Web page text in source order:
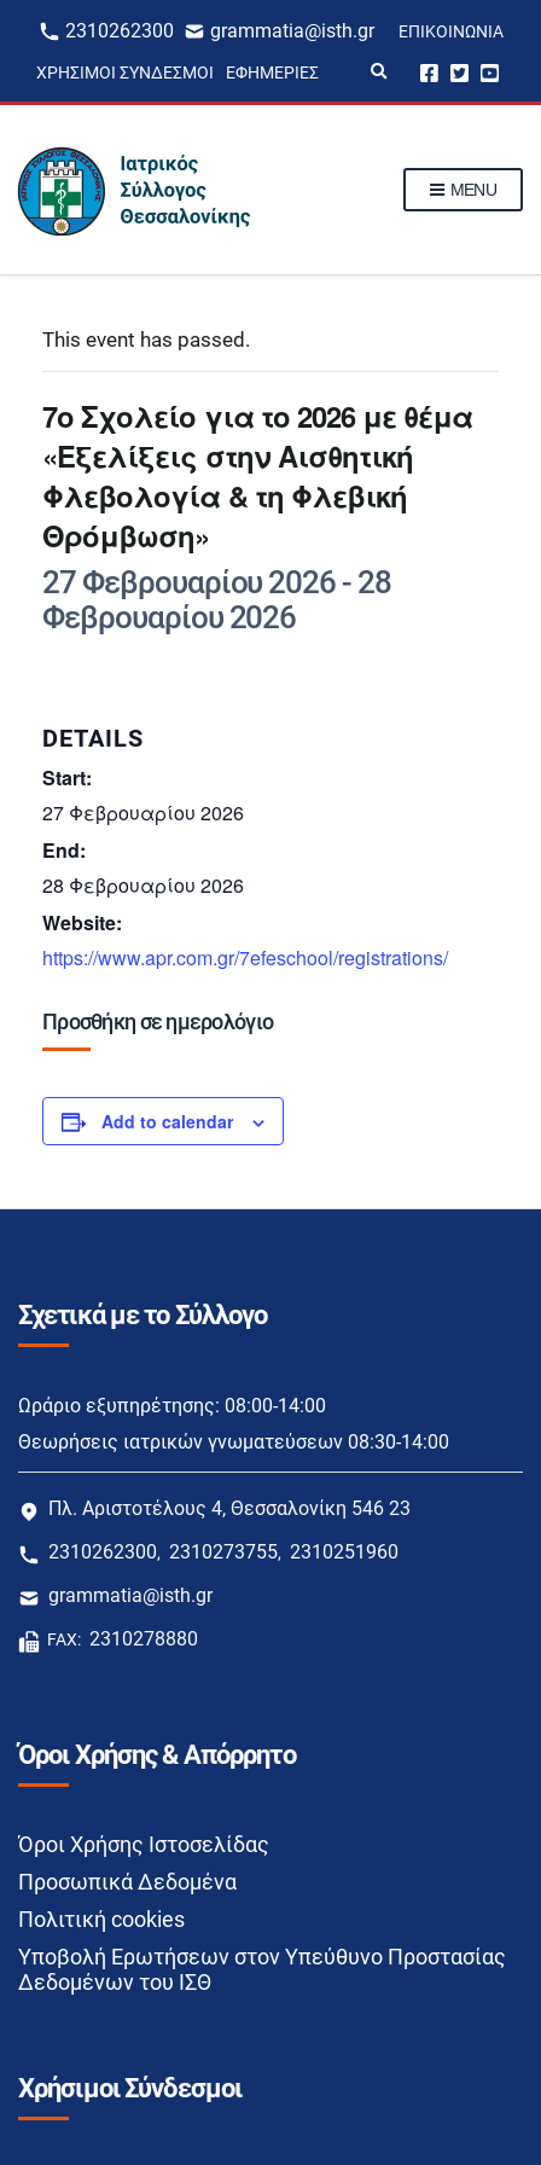
2310262300 grammatia@isth.gr ΕΠΙΚΟΙΝΩΝΊΑ
ΧΡΉΣΙΜΟΙ ΣΎΝΔΕΣΜΟΙ ΕΦΗΜΕΡΊΕΣ
p
MENU
This event has passed.
7ο Σχολείο για το 2026 με θέμα
«Εξελίξεις στην Αισθητική
Φλεβολογία & τη Φλεβική
Θρόμβωση»
27 Φεβρουαρίου 2026 - 28
Φεβρουαρίου 2026
DETAILS
Start:
27 Φεβρουαρίου 2026
End:
28 Φεβρουαρίου 2026
Website:
https://www.apr.com.gr/7efeschool/registrations/
Προσθήκη σε ημερολόγιο
Add to calendar
Σχετικά με το Σύλλογο
Ωράριο εξυπηρέτησης: 08:00-14:00
Θεωρήσεις ιατρικών γνωματεύσεων 08:30-14:00
Πλ. Αριστοτέλους 4, Θεσσαλονίκη 546 23
2310262300, 2310273755, 2310251960
grammatia@isth.gr
FAX: 2310278880
Όροι Χρήσης & Απόρρητο
Όροι Χρήσης Ιστοσελίδας
Προσωπικά Δεδομένα
Πολιτική cookies
Υποβολή Ερωτήσεων στον Υπεύθυνο Προστασίας
Δεδομένων του ΙΣΘ
Χρήσιμοι Σύνδεσμοι